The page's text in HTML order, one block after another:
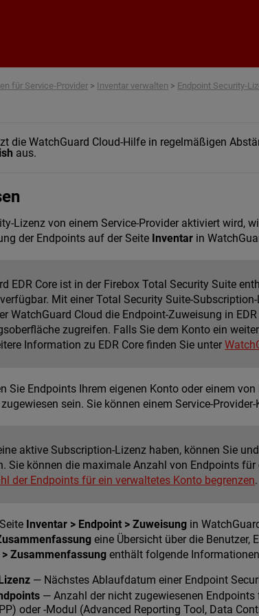
für Service-Provider > Inventar verwalten > Endpoint Security-
die WatchGuard Cloud-Hilfe in regelmäßigen
aus.
Lizenz von einem Service-Provider aktiviert wird,
der Endpoints auf der Seite Inventar in
EDR Core ist in der Firebox Total Security Suite
Mit einer Total Security Suite-
WatchGuard Cloud die Endpoint-Zuweisung in
zugreifen. Falls Sie dem Konto ein
Information zu EDR Core finden Sie unter
Sie Endpoints Ihrem eigenen Konto oder einem
sein. Sie können einem Service-
aktive Subscription-Lizenz haben, können Sie
Sie können die maximale Anzahl von Endpoints
der Endpoints für ein verwaltetes Konto begrenzen.
Inventar > Endpoint > Zuweisung in
eine Übersicht über die Benutzer,
Zusammenfassung enthält folgende
— Nächstes Ablaufdatum einer Endpoint
— Anzahl der nicht zugewiesenen Endpoints
oder -Modul (Advanced Reporting Tool, Data